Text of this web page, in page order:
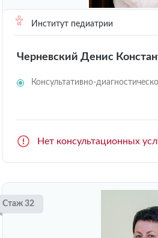
Институт педиатрии
Черневский Денис
Консультативно-
Нет консультационных
Стаж 32